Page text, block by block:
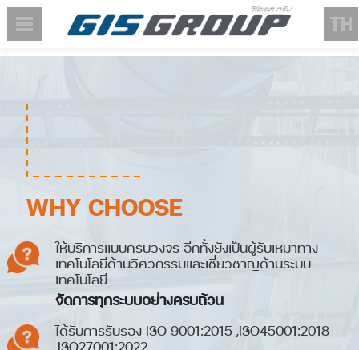
WHY CHOOSE
ให้บริการแบบครบวงจร อีกทั้งยังเป็นผู้รับเหมาทาง
เทคโนโลยีด้านวิศวกรรมและเชี่ยวชาญด้านระบบ
เทคโนโลยี
จัดการทุกระบบอย่างครบถ้วน
ได้รับการรับรอง ISO 9001:2015 ,ISO45001:2018